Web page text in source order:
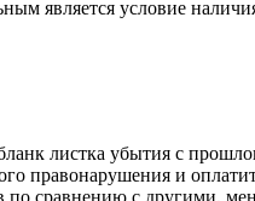
является условие
листка убытия с
правонарушения и
по сравнению с другими,